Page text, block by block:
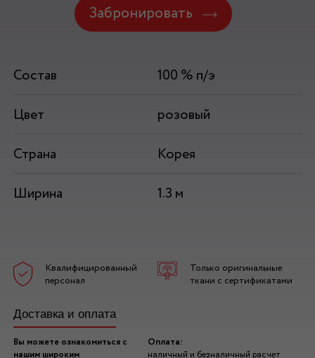
Забронировать
Состав
100 % п/э
Цвет
розовый
Страна
Корея
Ширина
1.3 м
Квалифицированный
персонал
Только оригинальные
ткани с сертификатами
Доставка и оплата
Вы можете ознакомиться с
нашим широким
Оплата:
наличный и безналичный расчет